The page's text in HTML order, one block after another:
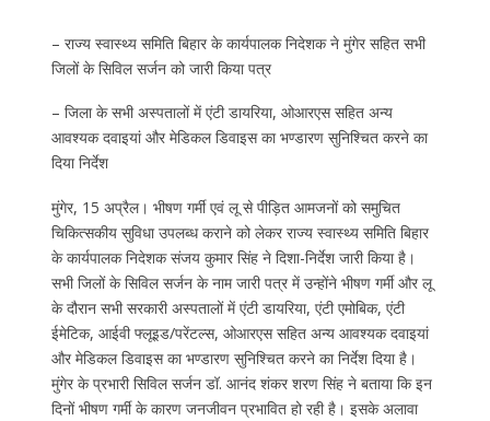
– राज्य स्वास्थ्य समिति बिहार के कार्यपालक निदेशक ने मुंगेर सहित सभी
जिलों के सिविल सर्जन को जारी किया पत्र
– जिला के सभी अस्पतालों में एंटी डायरिया, ओआरएस सहित अन्य
आवश्यक दवाइयां और मेडिकल डिवाइस का भण्डारण सुनिश्चित करने का
दिया निर्देश
मुंगेर, 15 अप्रैल। भीषण गर्मी एवं लू से पीड़ित आमजनों को समुचित
चिकित्सकीय सुविधा उपलब्ध कराने को लेकर राज्य स्वास्थ्य समिति बिहार
के कार्यपालक निदेशक संजय कुमार सिंह ने दिशा-निर्देश जारी किया है।
सभी जिलों के सिविल सर्जन के नाम जारी पत्र में उन्होंने भीषण गर्मी और लू
के दौरान सभी सरकारी अस्पतालों में एंटी डायरिया, एंटी एमोबिक, एंटी
ईमेटिक, आईवी फ्लूइड/परेंटल्स, ओआरएस सहित अन्य आवश्यक दवाइयां
और मेडिकल डिवाइस का भण्डारण सुनिश्चित करने का निर्देश दिया है।
मुंगेर के प्रभारी सिविल सर्जन डॉ. आनंद शंकर शरण सिंह ने बताया कि इन
दिनों भीषण गर्मी के कारण जनजीवन प्रभावित हो रही है। इसके अलावा